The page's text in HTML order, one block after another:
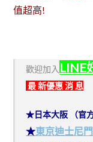
值超高!
歡迎加入 LINE
最 新優惠 消 息
★日本大阪 （官
★東京迪士尼